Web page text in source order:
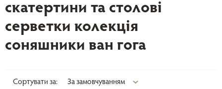
скатертини та столові
серветки колекція
соняшники ван гога
Сортувати за: